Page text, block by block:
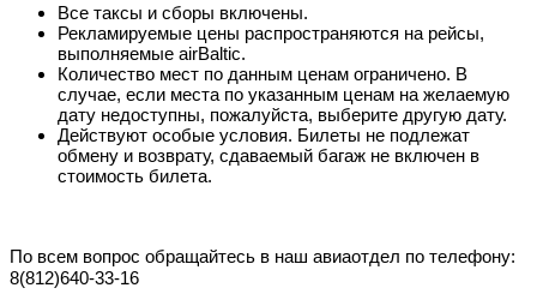
Все таксы и сборы включены.
Рекламируемые цены распространяются на рейсы,
выполняемые airBaltic.
Количество мест по данным ценам ограничено. В
случае, если места по указанным ценам на желаемую
дату недоступны, пожалуйста, выберите другую дату.
Действуют особые условия. Билеты не подлежат
обмену и возврату, сдаваемый багаж не включен в
стоимость билета.
По всем вопрос обращайтесь в наш авиаотдел по телефону:
8(812)640-33-16